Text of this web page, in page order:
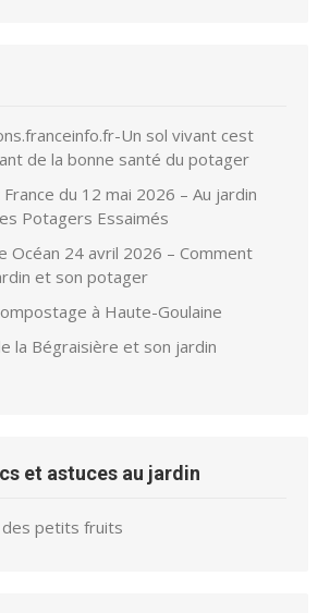
Un sol vivant cest
de la bonne santé du potager
du 12 mai 2026 – Au jardin
Potagers Essaimés
Océan 24 avril 2026 – Comment
et son potager
à Haute-Goulaine
la Bégraisière et son jardin
et astuces au jardin
des petits fruits